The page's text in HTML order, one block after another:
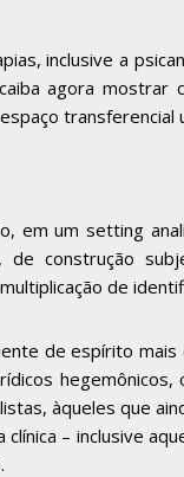
inclusive a
agora
em um setting
de construção
de
de espírito
àqueles que
– inclusive